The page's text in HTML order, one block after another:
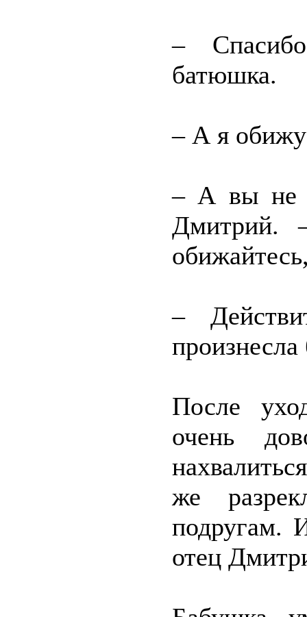
–
батюшка.
– А я
– А вы не
Дмитрий.
–
После
очень
же
подругам.
отец